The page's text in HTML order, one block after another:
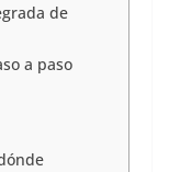
de
a paso